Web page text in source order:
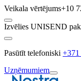
Veikala vērtējums+10
Izvēlies UNISEND
Pasūtīt telefoniski +371
Uzņēmumiem